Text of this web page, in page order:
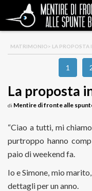
MATRIMONIO> LA PROPOSTA
1
La proposta
di Mentire di fronte alle
“Ciao a tutti, mi
purtroppo hanno
paio di weekend fa.
Io e Simone, mio
dettagli per un anno.